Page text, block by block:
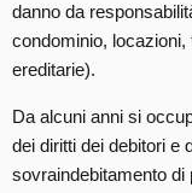
danno da
condominio,
ereditarie).
Da alcuni anni si
dei diritti dei debitori e
sovraindebitamento di